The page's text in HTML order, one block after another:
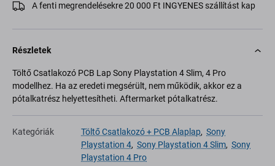
A fenti megrendelésekre 20 000 Ft INGYENES szállítást kap
Részletek
Töltő Csatlakozó PCB Lap Sony Playstation 4 Slim, 4 Pro
modellhez. Ha az eredeti megsérült, nem működik, akkor ez a
pótalkatrész helyettesítheti. Aftermarket pótalkatrész.
Kategóriák Töltő Csatlakozó + PCB Alaplap, Sony
Playstation 4, Sony Playstation 4 Slim, Sony
Playstation 4 Pro